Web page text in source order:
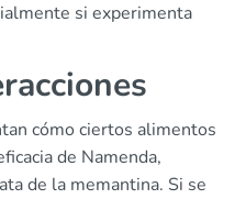
si experimenta
cómo ciertos alimentos
de Namenda,
de la memantina. Si se